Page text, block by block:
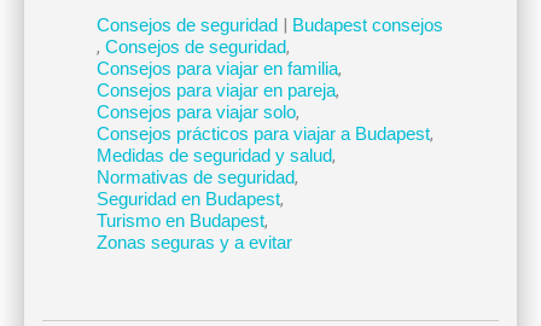
Consejos de seguridad| Budapest consejos
, Consejos de seguridad,
Consejos para viajar en familia,
Consejos para viajar en pareja,
Consejos para viajar solo,
Consejos prácticos para viajar a Budapest,
Medidas de seguridad y salud,
Normativas de seguridad,
Seguridad en Budapest,
Turismo en Budapest,
Zonas seguras y a evitar